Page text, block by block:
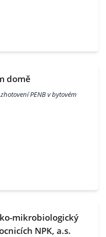
domě
PENB v bytovém
mikrobiologický
NPK, a.s.